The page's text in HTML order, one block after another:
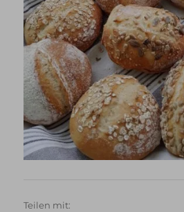
Teilen mit: